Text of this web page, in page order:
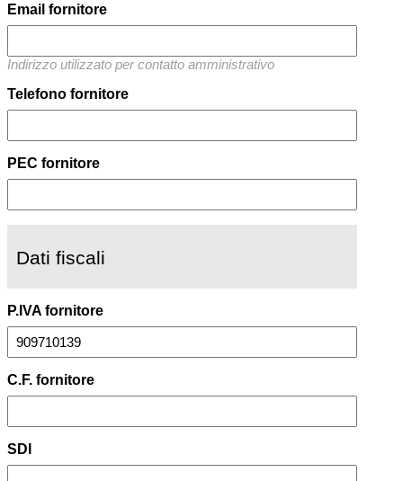
Email fornitore
Indirizzo utilizzato per contatto amministrativo
Telefono fornitore
PEC fornitore
Dati fiscali
P.IVA fornitore
C.F. fornitore
SDI